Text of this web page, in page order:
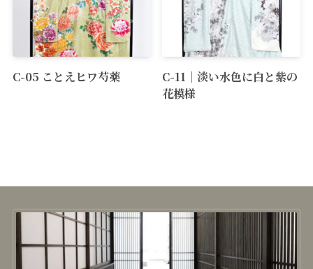
C-05 ことえヒワ芍薬
C-11｜淡い水色に白と紫の
花模様